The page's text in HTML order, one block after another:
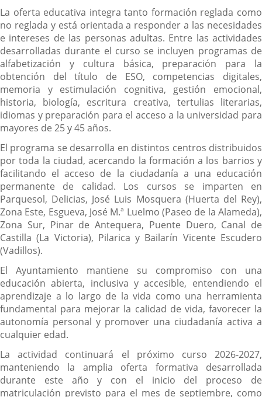
La oferta educativa integra tanto formación reglada como
no reglada y está orientada a responder a las necesidades
e intereses de las personas adultas. Entre las actividades
desarrolladas durante el curso se incluyen programas de
alfabetización y cultura básica, preparación para la
obtención del título de ESO, competencias digitales,
memoria y estimulación cognitiva, gestión emocional,
historia, biología, escritura creativa, tertulias literarias,
idiomas y preparación para el acceso a la universidad para
mayores de 25 y 45 años.
El programa se desarrolla en distintos centros distribuidos
por toda la ciudad, acercando la formación a los barrios y
facilitando el acceso de la ciudadanía a una educación
permanente de calidad. Los cursos se imparten en
Parquesol, Delicias, José Luis Mosquera (Huerta del Rey),
Zona Este, Esgueva, José M.ª Luelmo (Paseo de la Alameda),
Zona Sur, Pinar de Antequera, Puente Duero, Canal de
Castilla (La Victoria), Pilarica y Bailarín Vicente Escudero
(Vadillos).
El Ayuntamiento mantiene su compromiso con una
educación abierta, inclusiva y accesible, entendiendo el
aprendizaje a lo largo de la vida como una herramienta
fundamental para mejorar la calidad de vida, favorecer la
autonomía personal y promover una ciudadanía activa a
cualquier edad.
La actividad continuará el próximo curso 2026-2027,
manteniendo la amplia oferta formativa desarrollada
durante este año y con el inicio del proceso de
matriculación previsto para el mes de septiembre, como